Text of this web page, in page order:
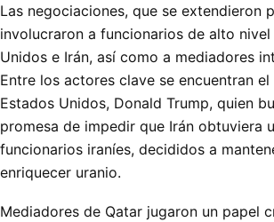
Las negociaciones, que se extendieron
involucraron a funcionarios de alto
Unidos e Irán, así como a mediadores
Entre los actores clave se encuentran
Estados Unidos, Donald Trump, quien
promesa de impedir que Irán obtuviera
funcionarios iraníes, decididos a
enriquecer uranio.
Mediadores de Qatar jugaron un papel